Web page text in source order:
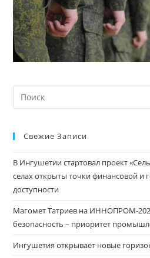
Свежие Записи
В Ингушетии стартовал проект
селах открыты точки финансовой и
доступности
Магомет Татриев на ИННОПРОМ-
безопасность – приоритет
Ингушетия открывает новые